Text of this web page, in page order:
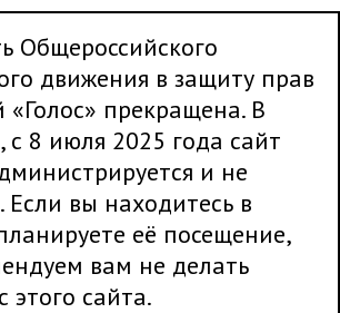
Общероссийского
движения в защиту прав
«Голос» прекращена. В
с 8 июля 2025 года сайт
и не
Если вы находитесь в
её посещение,
вам не делать
этого сайта.